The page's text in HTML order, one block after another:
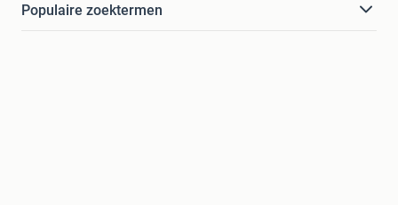
Populaire zoektermen